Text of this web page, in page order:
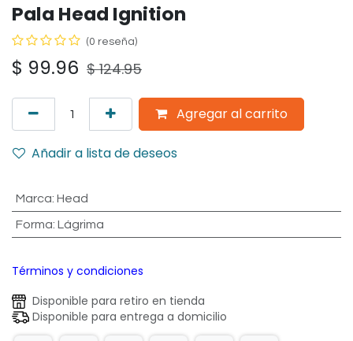
Pala Head Ignition
(0 reseña)
$ 99.96 $124.95
Agregar al carrito
Añadir a lista de deseos
Marca: Head
Forma: Lágrima
Términos y condiciones
Disponible para retiro en tienda
Disponible para entrega a domicilio